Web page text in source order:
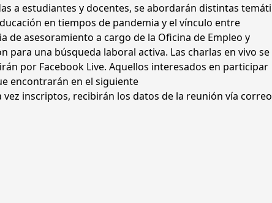
a estudiantes y docentes, se abordarán distintas
en tiempos de pandemia y el vínculo entre
de asesoramiento a cargo de la Oficina de Empleo y
para una búsqueda laboral activa. Las charlas en vivo se
por Facebook Live. Aquellos interesados en participar
encontrarán en el siguiente
vez inscriptos, recibirán los datos de la reunión vía correo